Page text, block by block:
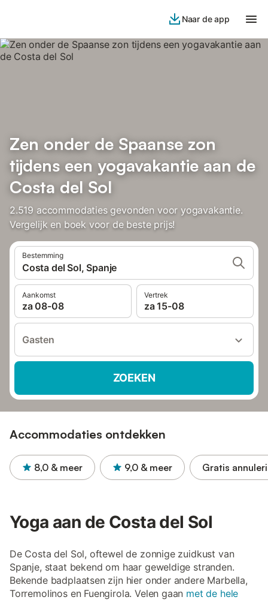
Naar de app
Zen onder de Spaanse zon
tijdens een yogavakantie aan de
Costa del Sol
2.519 accommodaties gevonden voor yogavakantie.
Vergelijk en boek voor de beste prijs!
Bestemming
Costa del Sol, Spanje
Aankomst
za 08-08
Vertrek
za 15-08
Gasten
ZOEKEN
Accommodaties ontdekken
8,0 & meer 9,0 & meer Gratis
Yoga aan de Costa del Sol
De Costa del Sol, oftewel de zonnige zuidkust van
Spanje, staat bekend om haar geweldige stranden.
Bekende badplaatsen zijn hier onder andere Marbella,
Torremolinos en Fuengirola. Velen gaan met de hele